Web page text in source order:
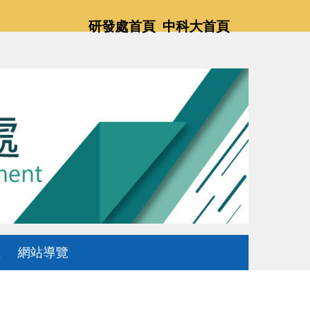
研發處首頁 中科大首頁
網站導覽